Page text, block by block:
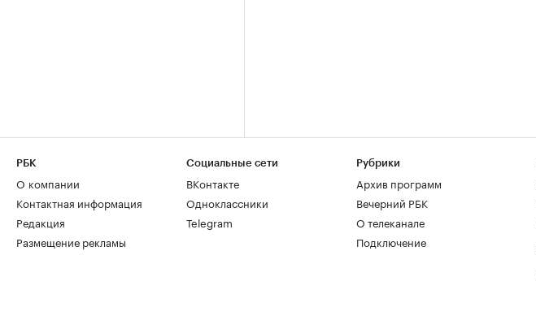
РБК
О компании
Контактная информация
Редакция
Размещение рекламы
Социальные сети
ВКонтакте
Одноклассники
Telegram
Рубрики
Архив программ
Вечерний РБК
О телеканале
Подключение